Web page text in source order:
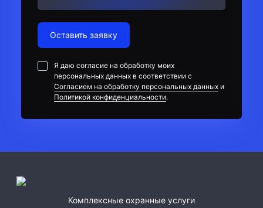
Оставить заявку
Я даю согласие на обработку моих
персональных данных в соответствии с
Согласием на обработку персональных данныхи
Политикой конфиденциальности.
Комплексные охранные услуги